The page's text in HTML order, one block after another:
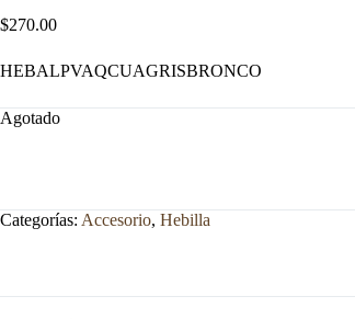
$270.00
HEBALPVAQCUAGRISBRONCO
Agotado
Categorías: Accesorio, Hebilla